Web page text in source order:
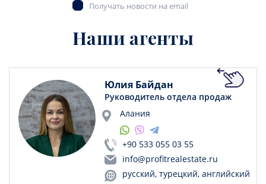
Получать новости на email
Наши агенты
Юлия Байдан
Руководитель отдела продаж
Алания
+90 533 055 03 55
info@profitrealestate.ru
русский, турецкий, английский